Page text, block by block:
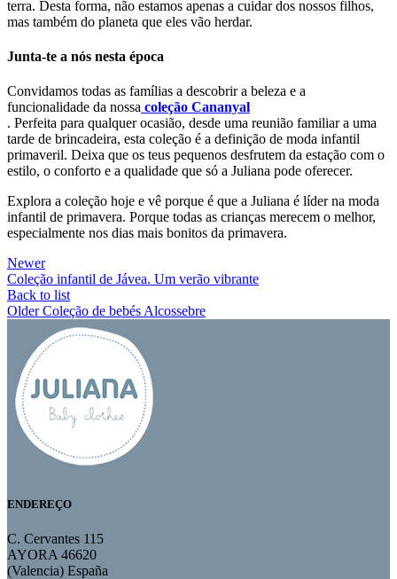
terra. Desta forma, não estamos apenas a cuidar dos nossos filhos,
mas também do planeta que eles vão herdar.
Junta-te a nós nesta época
Convidamos todas as famílias a descobrir a beleza e a
funcionalidade da nossa coleção Cananyal
. Perfeita para qualquer ocasião, desde uma reunião familiar a uma
tarde de brincadeira, esta coleção é a definição de moda infantil
primaveril. Deixa que os teus pequenos desfrutem da estação com o
estilo, o conforto e a qualidade que só a Juliana pode oferecer.
Explora a coleção hoje e vê porque é que a Juliana é líder na moda
infantil de primavera. Porque todas as crianças merecem o melhor,
especialmente nos dias mais bonitos da primavera.
Newer
Coleção infantil de Jávea. Um verão vibrante
Back to list
Older Coleção de bebés Alcossebre
ENDEREÇO
C. Cervantes 115
AYORA 46620
(Valencia) España